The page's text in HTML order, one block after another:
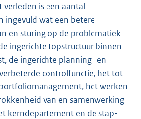
verleden is een aantal
ingevuld wat een betere
en sturing op de problematiek
ingerichte topstructuur binnen
de ingerichte planning- en
controlfunctie, het tot
het werken
van en samenwerking
kerndepartement en de stap-